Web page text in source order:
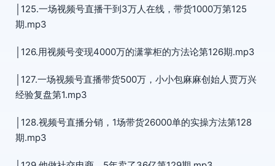
│125.一场视频号直播干到3万人在线，带货1000万第125
期.mp3
│126.用视频号变现4000万的潇掌柜的方法论第126期.mp3
│127.一场视频号直播带货500万，小小包麻麻创始人贾万兴
经验复盘第1.mp3
│128.视频号直播分销，1场带货26000单的实操方法第128
期.mp3